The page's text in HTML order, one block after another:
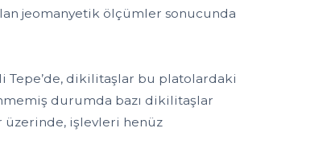
jeomanyetik ölçümler sonucunda
Tepe’de, dikilitaşlar bu platolardaki
durumda bazı dikilitaşlar
üzerinde, işlevleri henüz